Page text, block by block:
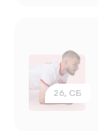
26, СБ